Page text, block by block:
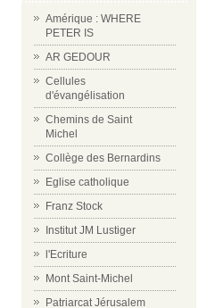
Amérique : WHERE
PETER IS
AR GEDOUR
Cellules
d'évangélisation
Chemins de Saint
Michel
Collège des Bernardins
Eglise catholique
Franz Stock
Institut JM Lustiger
l'Ecriture
Mont Saint-Michel
Patriarcat Jérusalem